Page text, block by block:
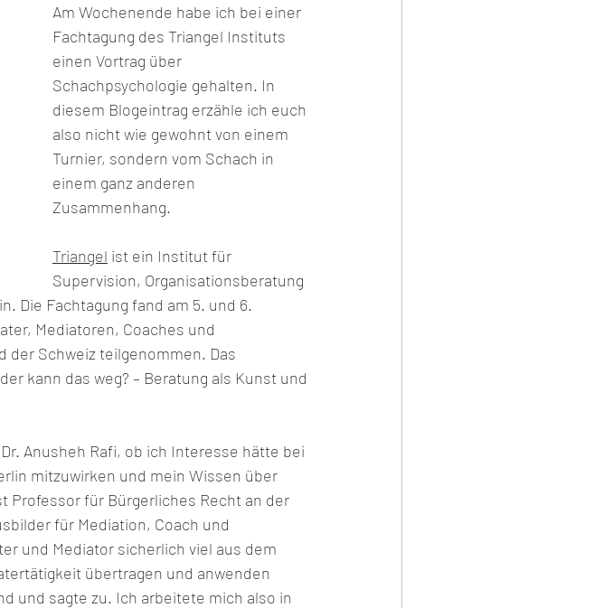
2021 Allgemeines
2021
Am Wochenende habe ich bei einer
Fachtagung des Triangel Instituts
einen Vortrag über
Schachpsychologie gehalten. In
diesem Blogeintrag erzähle ich euch
also nicht wie gewohnt von einem
Turnier, sondern vom Schach in
einem ganz anderen
Zusammenhang.
Triangel ist ein Institut für
Supervision, Organisationsberatung
Die Fachtagung fand am 5. und 6.
Mediatoren, Coaches und
der Schweiz teilgenommen. Das
kann das weg? – Beratung als Kunst und
Anusheh Rafi, ob ich Interesse hätte bei
mitzuwirken und mein Wissen über
Professor für Bürgerliches Recht an der
für Mediation, Coach und
und Mediator sicherlich viel aus dem
übertragen und anwenden
und sagte zu. Ich arbeitete mich also in